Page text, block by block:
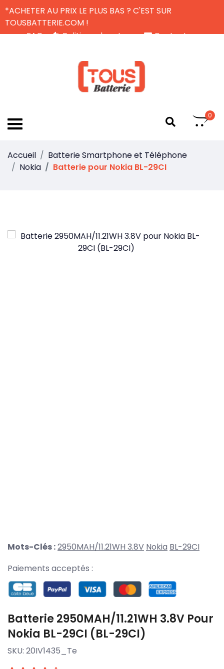
*ACHETER AU PRIX LE PLUS BAS ? C'EST SUR
TOUSBATTERIE.COM !
FAQ
Politique de retour
Contactez-nous
0
Accueil
Batterie Smartphone et Téléphone
Nokia
Batterie pour Nokia BL-29CI
Mots-Clés :2950MAH/11.21WH 3.8V Nokia BL-29CI
Paiements acceptés :
Batterie 2950MAH/11.21WH 3.8V Pour
Nokia BL-29CI (BL-29CI)
SKU: 20IV1435_Te